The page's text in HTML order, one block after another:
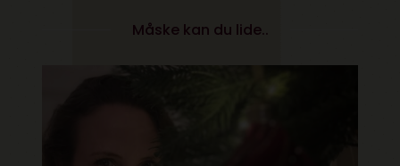
Måske kan du lide..